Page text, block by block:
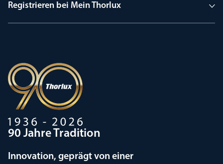
Registrieren bei Mein Thorlux
90 Jahre Tradition
Innovation, geprägt von einer